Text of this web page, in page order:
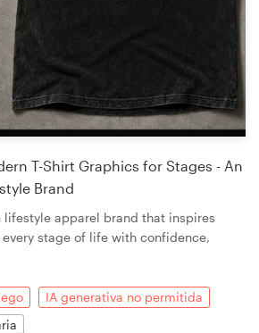
T-Shirt Graphics for Stages - An
Brand
lifestyle apparel brand that inspires
stage of life with confidence,
IA generativa no permitida